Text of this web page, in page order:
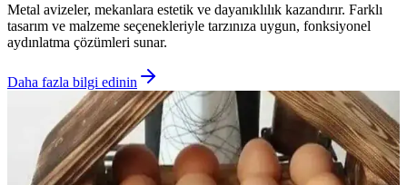
Metal avizeler, mekanlara estetik ve dayanıklılık kazandırır. Farklı
tasarım ve malzeme seçenekleriyle tarzınıza uygun, fonksiyonel
aydınlatma çözümleri sunar.
Daha fazla bilgi edinin